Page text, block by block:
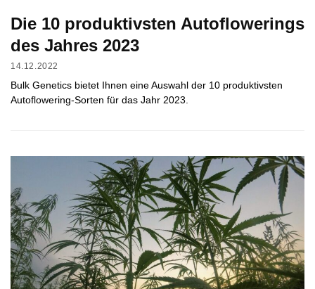
Die 10 produktivsten Autoflowerings
des Jahres 2023
14.12.2022
Bulk Genetics bietet Ihnen eine Auswahl der 10 produktivsten
Autoflowering-Sorten für das Jahr 2023.